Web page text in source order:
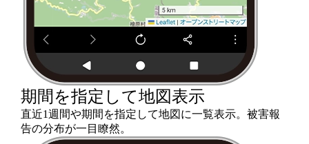
期間を指定して地図表示
直近1週間や期間を指定して地図に一覧表示。被害報
告の分布が一目瞭然。